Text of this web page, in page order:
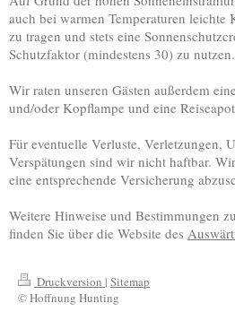
auch bei warmen Temperaturen
zu tragen und stets eine
Schutzfaktor (mindestens 30) zu nutzen.
Wir raten unseren Gästen außerdem
und/oder Kopflampe und eine
Für eventuelle Verluste, Verletzungen,
Verspätungen sind wir nicht haftbar.
eine entsprechende Versicherung
Weitere Hinweise und Bestimmungen
finden Sie über die Website des
Druckversion | Sitemap
© Hoffnung Hunting